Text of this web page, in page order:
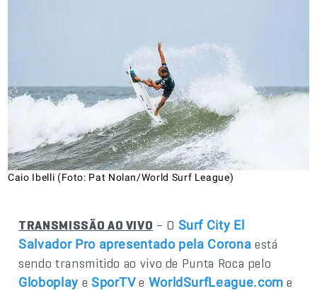
Caio Ibelli (Foto: Pat Nolan/World Surf League)
TRANSMISSÃO AO VIVO – O Surf City El
Salvador Pro apresentado pela Corona está
sendo transmitido ao vivo de Punta Roca pelo
Globoplay e SporTVe WorldSurfLeague.com e